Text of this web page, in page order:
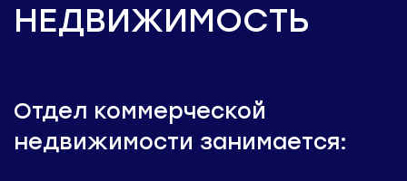
НЕДВИЖИМОСТЬ
Отдел коммерческой
недвижимости занимается: